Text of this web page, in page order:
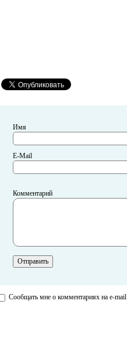
Имя
E-Mail
Комментарий
Сообщать мне о комментариях на e-mail